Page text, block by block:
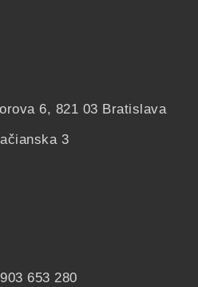
6, 821 03 Bratislava
3
653 280